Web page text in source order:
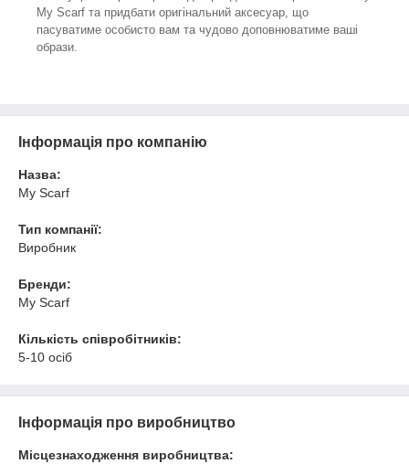
My Scarf та придбати оригінальний аксесуар, що
пасуватиме особисто вам та чудово доповнюватиме ваші
образи.
Інформація про компанію
Назва:
My Scarf
Тип компанії:
Виробник
Бренди:
My Scarf
Кількість співробітників:
5-10 осіб
Інформація про виробництво
Місцезнаходження виробництва: